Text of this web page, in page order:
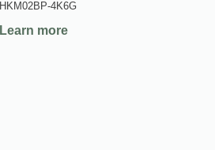
HKM02BP-4K6G
Learn more